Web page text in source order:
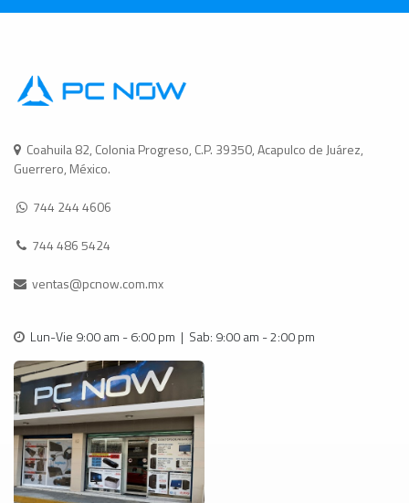
Coahuila 82, Colonia Progreso, C.P. 39350, Acapulco de Juárez,
Guerrero, México.
744 244 4606
744 486 5424
ventas@pcnow.com.mx
Lun-Vie 9:00 am - 6:00 pm | Sab: 9:00 am - 2:00 pm